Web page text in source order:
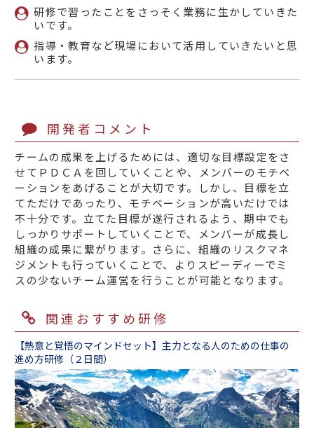
研修で習ったことをさっそく業務に生かしていきた
いです。
指導・教育など現場において活用していきたいと思
います。
開発者コメント
チームの成果を上げるためには、適切な目標設定をさ
せてＰＤＣＡを回していくことや、メンバーのモチベ
ーションをあげることが大切です。しかし、目標を立
てただけであったり、モチベーションが高いだけでは
不十分です。立てた目標が遂行されるよう、期中でも
しっかりサポートしていくことで、メンバーが成長し
組織の成果に繋がります。さらに、組織のリスクマネ
ジメントも行っていくことで、よりスピーディーでミ
スの少ないチーム運営を行うことが可能となります。
関連おすすめ研修
【熱意と覚悟のマインドセット】主力となる人のための仕事の
進め方研修（２日間）